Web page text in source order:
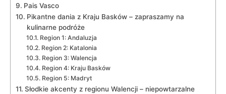
Pais Vasco
Pikantne dania z Kraju Basków – zapraszamy na
kulinarne podróże
Region 1: Andaluzja
Region 2: Katalonia
Region 3: Walencja
Region 4: Kraju Basków
Region 5: Madryt
Słodkie akcenty z regionu Walencji – niepowtarzalne